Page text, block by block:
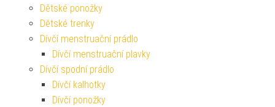
Dětské ponožky
Dětské trenky
Dívčí menstruační prádlo
Dívčí menstruační plavky
Dívčí spodní prádlo
Dívčí kalhotky
Dívčí ponožky